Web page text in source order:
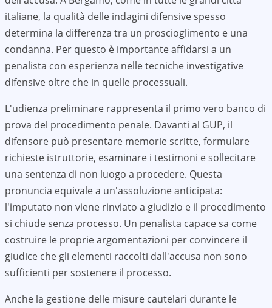
italiane, la qualità delle indagini difensive spesso
determina la differenza tra un proscioglimento e una
condanna. Per questo è importante affidarsi a un
penalista con esperienza nelle tecniche investigative
difensive oltre che in quelle processuali.
L'udienza preliminare rappresenta il primo vero banco di
prova del procedimento penale. Davanti al GUP, il
difensore può presentare memorie scritte, formulare
richieste istruttorie, esaminare i testimoni e sollecitare
una sentenza di non luogo a procedere. Questa
pronuncia equivale a un'assoluzione anticipata:
l'imputato non viene rinviato a giudizio e il procedimento
si chiude senza processo. Un penalista capace sa come
costruire le proprie argomentazioni per convincere il
giudice che gli elementi raccolti dall'accusa non sono
sufficienti per sostenere il processo.
Anche la gestione delle misure cautelari durante le